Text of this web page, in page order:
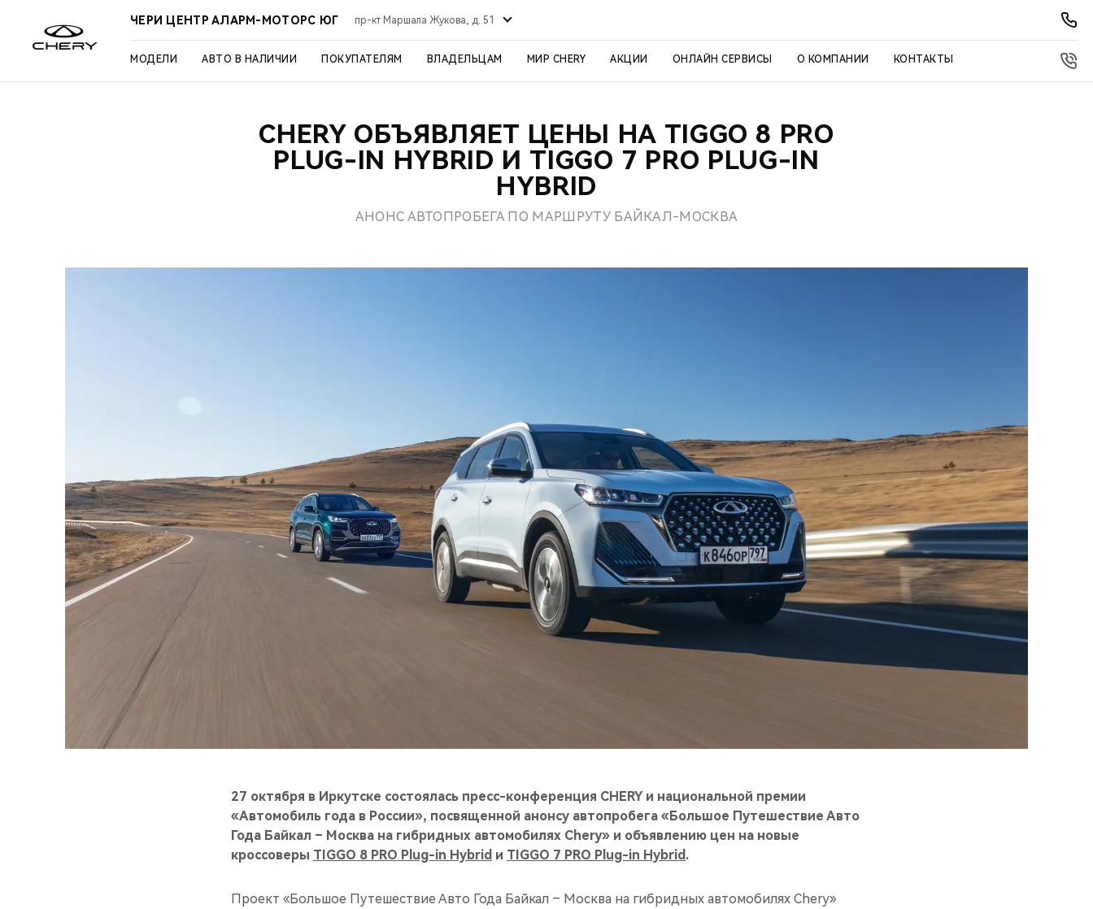
ЧЕРИ ЦЕНТР АЛАРМ-МОТОРС ЮГ пр-кт Маршала Жукова, д. 51
МОДЕЛИ АВТО В НАЛИЧИИ ПОКУПАТЕЛЯМ ВЛАДЕЛЬЦАМ МИР CHERY АКЦИИ ОНЛАЙН СЕРВИСЫ О КОМПАНИИ КОНТАКТЫ
CHERY ОБЪЯВЛЯЕТ ЦЕНЫ НА TIGGO 8 PRO
PLUG-IN HYBRID И TIGGO 7 PRO PLUG-IN
HYBRID
АНОНС АВТОПРОБЕГА ПО МАРШРУТУ БАЙКАЛ-МОСКВА
27 октября в Иркутске состоялась пресс-конференция CHERY и национальной премии
«Автомобиль года в России», посвященной анонсу автопробега «Большое Путешествие Авто
Года Байкал – Москва на гибридных автомобилях Chery» и объявлению цен на новые
кроссоверы TIGGO 8 PRO Plug-in Hybrid и TIGGO 7 PRO Plug-in Hybrid.
Проект «Большое Путешествие Авто Года Байкал – Москва на гибридных автомобилях Chery»